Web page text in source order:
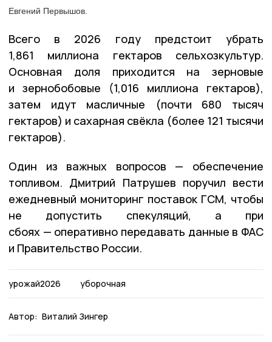
Евгений Первышов.
Всего в 2026 году предстоит убрать
1,861 миллиона гектаров сельхозкультур.
Основная доля приходится на зерновые
и зернобобовые (1,016 миллиона гектаров),
затем идут масличные (почти 680 тысяч
гектаров) и сахарная свёкла (более 121 тысячи
гектаров).
Один из важных вопросов — обеспечение
топливом. Дмитрий Патрушев поручил вести
ежедневный мониторинг поставок ГСМ, чтобы
не допустить спекуляций, а при
сбоях — оперативно передавать данные в ФАС
и Правительство России.
урожай2026 уборочная
Автор: Виталий Зингер